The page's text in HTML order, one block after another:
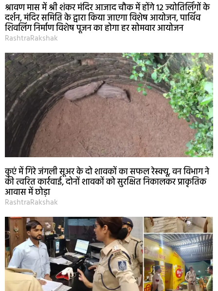
श्रावण मास में श्री शंकर मंदिर आजाद चौक में होंगे 12 ज्योतिर्लिंगों के
दर्शन, मंदिर समिति के द्वारा किया जाएगा विशेष आयोजन, पार्थिव
शिवलिंग निर्माण विशेष पूजन का होगा हर सोमवार आयोजन
RashtraRakshak
कुएं में गिरे जंगली सूअर के दो शावकों का सफल रेस्क्यू, वन विभाग ने
की त्वरित कार्रवाई, दोनों शावकों को सुरक्षित निकालकर प्राकृतिक
आवास में छोड़ा
RashtraRakshak